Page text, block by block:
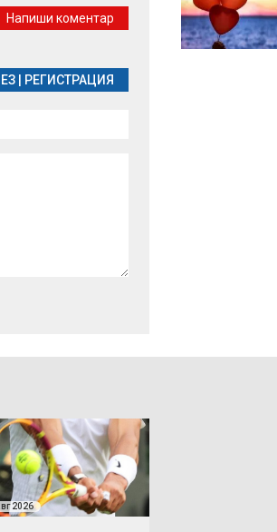
денонощен канал в
YouTube
Напиши коментар
РЕГИСТРАЦИЯ
2026